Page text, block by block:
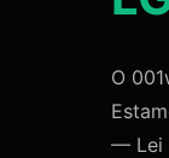
O
— Lei